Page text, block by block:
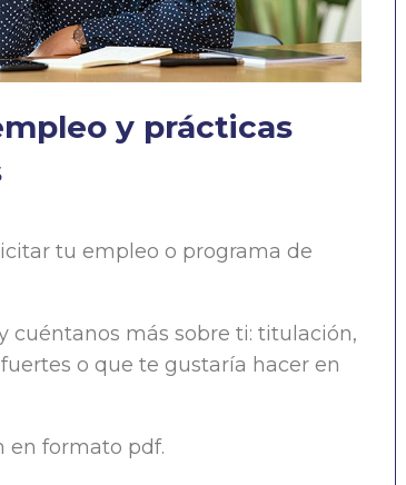
y prácticas
tu empleo o programa de
cuéntanos más sobre ti: titulación,
o que te gustaría hacer en
formato pdf.